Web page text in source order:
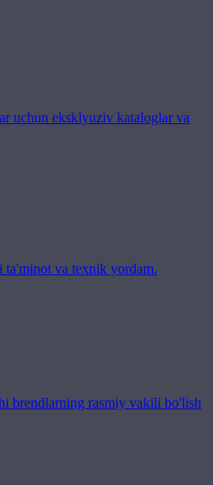
uchun eksklyuziv kataloglar va
ta'minot va texnik yordam.
brendlarning rasmiy vakili bo'lish